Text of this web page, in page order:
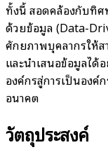
ทั้งนี้ สอดคล้องกับทิศ
ด้วยข้อมูล (Data-
ศักยภาพบุคลากรให้ส
และนำเสนอข้อมูลได้
องค์กรสู่การเป็นองค์
อนาคต
วัตถุประสงค์